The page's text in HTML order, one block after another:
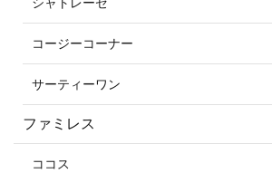
コージーコーナー
サーティーワン
ファミレス
ココス